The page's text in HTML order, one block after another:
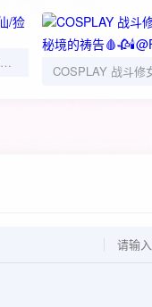
COSPLAY 💜碧蓝航线 云仙/猃 cos💜@米九dakyo